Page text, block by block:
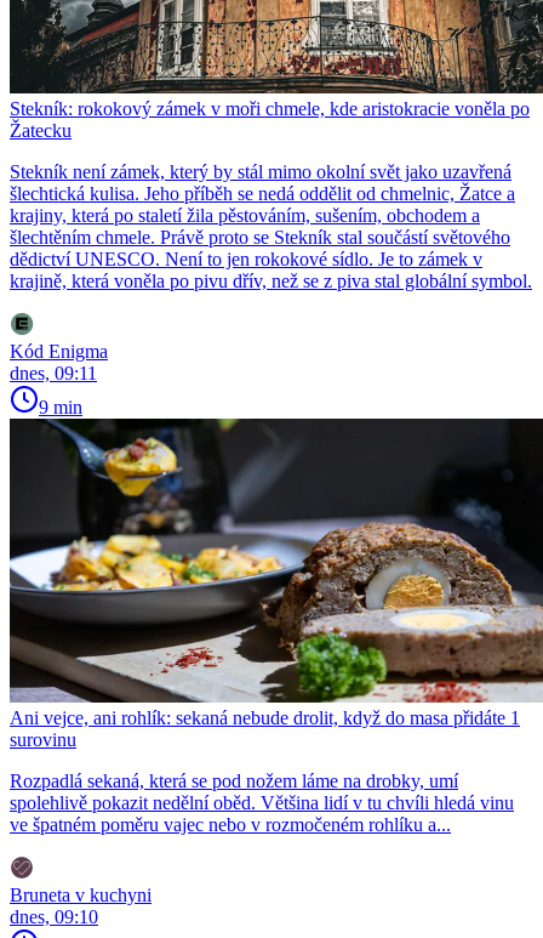
Stekník: rokokový zámek v moři chmele, kde aristokracie voněla po
Žatecku
Stekník není zámek, který by stál mimo okolní svět jako uzavřená
šlechtická kulisa. Jeho příběh se nedá oddělit od chmelnic, Žatce a
krajiny, která po staletí žila pěstováním, sušením, obchodem a
šlechtěním chmele. Právě proto se Stekník stal součástí světového
dědictví UNESCO. Není to jen rokokové sídlo. Je to zámek v
krajině, která voněla po pivu dřív, než se z piva stal globální symbol.
Kód Enigma
dnes, 09:11
9 min
Ani vejce, ani rohlík: sekaná nebude drolit, když do masa přidáte 1
surovinu
Rozpadlá sekaná, která se pod nožem láme na drobky, umí
spolehlivě pokazit nedělní oběd. Většina lidí v tu chvíli hledá vinu
ve špatném poměru vajec nebo v rozmočeném rohlíku a...
Bruneta v kuchyni
dnes, 09:10